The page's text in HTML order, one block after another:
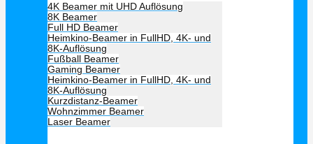
4K Beamer mit UHD Auflösung
8K Beamer
Full HD Beamer
Heimkino-Beamer in FullHD, 4K- und
8K-Auflösung
Fußball Beamer
Gaming Beamer
Heimkino-Beamer in FullHD, 4K- und
8K-Auflösung
Kurzdistanz-Beamer
Wohnzimmer Beamer
Laser Beamer